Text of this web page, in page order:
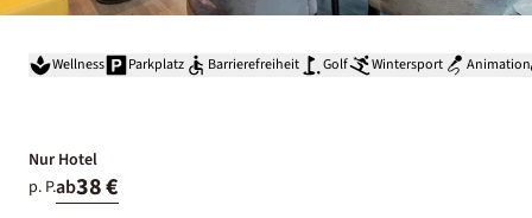
Wellness Parkplatz Barrierefreiheit Golf Wintersport Animation
Nur Hotel
p. P.ab38 €